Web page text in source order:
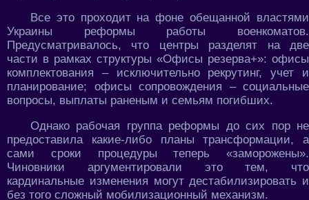
Все это проходит на фоне обещанной властями
Украины реформы работы военкоматов.
Предусматривалось, что центры разделят на две
части в рамках структуры «Офисы резерва+»: офисы
комплектования – исключительно рекрутинг, учет и
планирование; офисы сопровождения – социальные
вопросы, выплаты раненым и семьям погибших.
Однако рабочая группа реформы до сих пор не
предоставила какие-либо планы трансформации, а
сами сроки процедуры теперь «заморожены».
Чиновники аргументировали это тем, что
кардинальные изменения могут дестабилизировать и
без того сложный мобилизационный механизм.